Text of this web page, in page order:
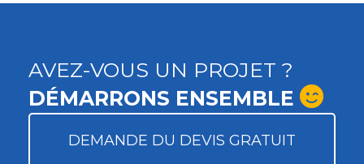
AVEZ-VOUS UN PROJET ?
DÉMARRONS ENSEMBLE
DEMANDE DU DEVIS GRATUIT